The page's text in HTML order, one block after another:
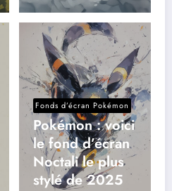
Fonds d’écran Pokémon
Pokémon : voici
le fond d’écran
Noctali le plus
stylé de 2025